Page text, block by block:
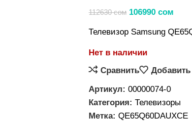
112630сом 106990 сом
Телевизор Samsung
Нет в наличии
Сравнить
Артикул: 00000074-0
Категория: Телевизоры
Метка: QE65Q60DAUXCE